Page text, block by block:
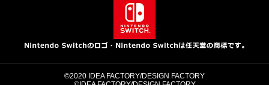
©2020 IDEA FACTORY/DESIGN FACTORY